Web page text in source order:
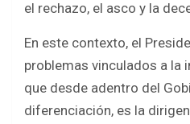
el rechazo, el asco y la
En este contexto, el
problemas vinculados a la
que desde adentro del
diferenciación, es la